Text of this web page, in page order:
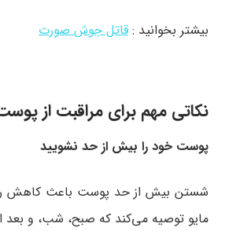
بیشتر بخوانید : قاتل جوش صورت
نکاتی مهم برای مراقبت از
پوست خود را بیش از حد نشویید
شستن بیش از حد پوست باعث کاهش
مایو توصیه می‌کند که صبح، شب، و بعد